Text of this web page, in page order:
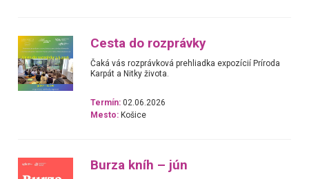
Cesta do rozprávky
Čaká vás rozprávková prehliadka expozícií Príroda
Karpát a Nitky života.
Termín: 02.06.2026
Mesto: Košice
Burza kníh – jún